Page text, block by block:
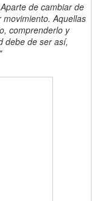
de cambiar de
Aquellas
comprenderlo y
debe de ser así,